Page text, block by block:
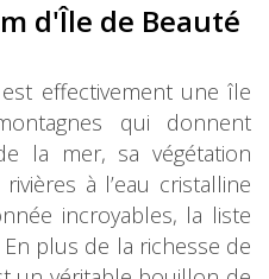
d'Île de Beauté
effectivement une île
qui donnent
la mer, sa végétation
à l’eau cristalline
incroyables, la liste
plus de la richesse de